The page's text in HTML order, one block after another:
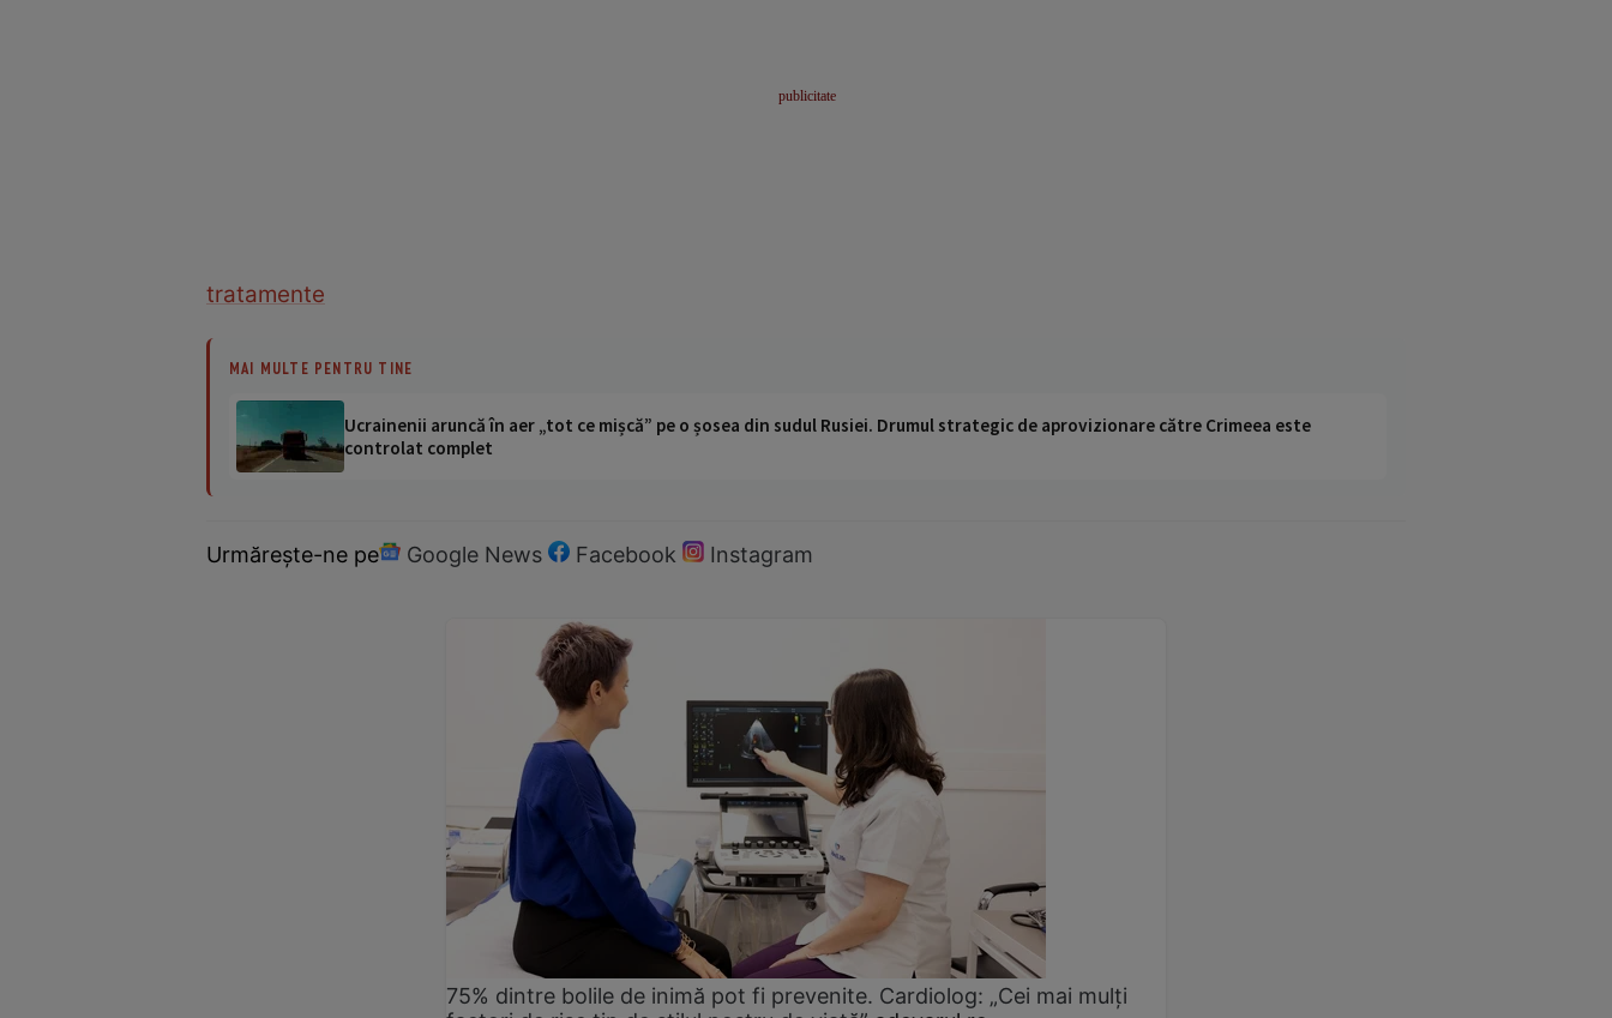
tratamente
MAI MULTE PENTRU TINE
Ucrainenii aruncă în aer „tot ce mișcă” pe o șosea din sudul Rusiei. Drumul strategic de aprovizionare către Crimeea este
controlat complet
Urmărește-ne pe Google News Facebook Instagram
75% dintre bolile de inimă pot fi prevenite. Cardiolog: „Cei mai mulți